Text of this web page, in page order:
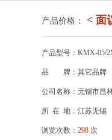
产品价格： < 面
产品型号：KMX-05/
品 牌：其它品牌
公司名称：无锡市昌
所 在 地：江苏无锡
浏览次数： 298 次